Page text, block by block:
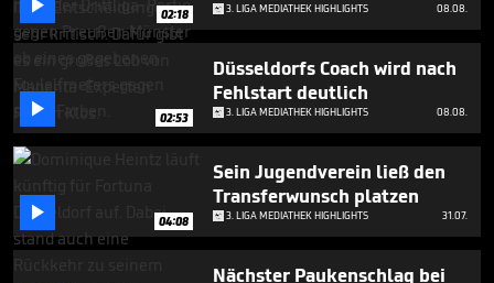
minutes,
50
 02:18 3. LIGA MEDIATHEK HIGHLIGHTS 08.08.
 02:53
Düsseldorfs Coach wird nach
Fehlstart deutlich
3. LIGA MEDIATHEK HIGHLIGHTS 08.08.
 04:08
Sein Jugendverein ließ den
Transferwunsch platzen
3. LIGA MEDIATHEK HIGHLIGHTS 31.07.
Nächster Paukenschlag bei